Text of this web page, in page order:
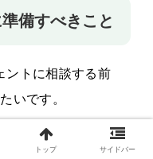
備すべきこと
ントに相談する前
いです。
トップ サイドバー